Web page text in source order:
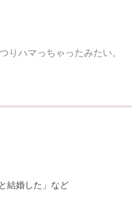
ハマっちゃったみたい。
結婚した」など